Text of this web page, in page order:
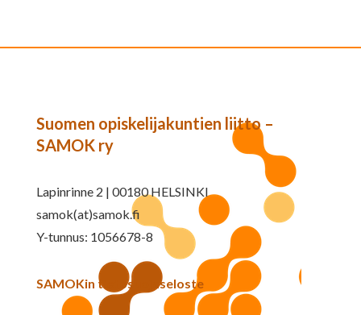
Suomen opiskelijakuntien liitto –
SAMOK ry
Lapinrinne 2 | 00180 HELSINKI
samok(at)samok.fi
Y-tunnus: 1056678-8
SAMOKin tietosuojaseloste